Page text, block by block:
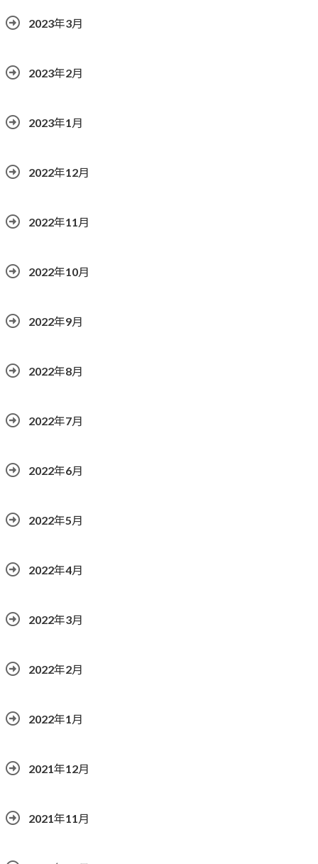
2023年3月
2023年2月
2023年1月
2022年12月
2022年11月
2022年10月
2022年9月
2022年8月
2022年7月
2022年6月
2022年5月
2022年4月
2022年3月
2022年2月
2022年1月
2021年12月
2021年11月